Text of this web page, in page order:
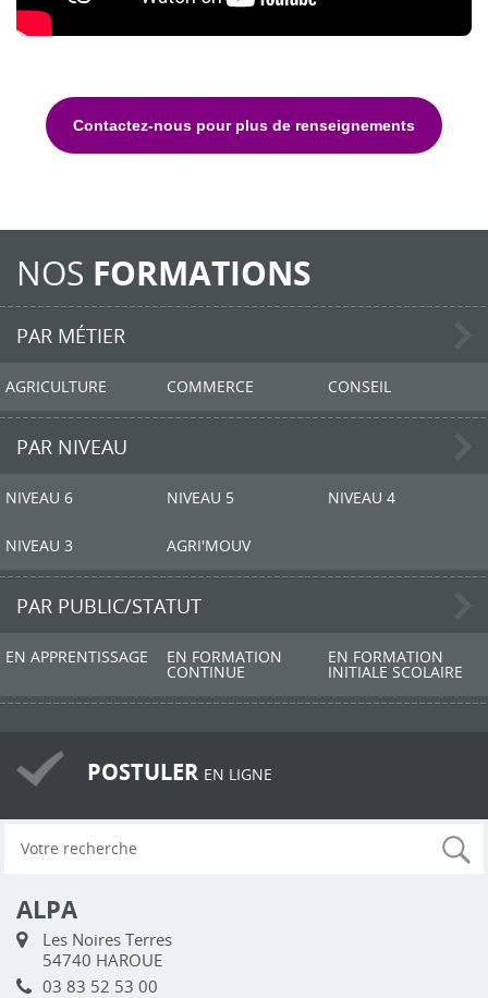
Contactez-nous pour plus de renseignements
NOS FORMATIONS
PAR MÉTIER
AGRICULTURE COMMERCE CONSEIL
PAR NIVEAU
NIVEAU 6 NIVEAU 5 NIVEAU 4
NIVEAU 3 AGRI'MOUV
PAR PUBLIC/STATUT
EN APPRENTISSAGE EN FORMATION
CONTINUE
EN FORMATION
INITIALE SCOLAIRE
POSTULER EN LIGNE
ALPA
Les Noires Terres
54740 HAROUE
03 83 52 53 00